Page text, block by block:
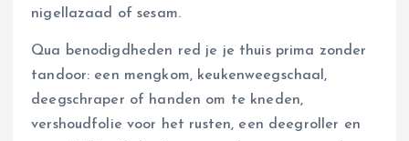
nigellazaad of sesam.
Qua benodigdheden red je je thuis prima zonder
tandoor: een mengkom, keukenweegschaal,
deegschraper of handen om te kneden,
vershoudfolie voor het rusten, een deegroller en